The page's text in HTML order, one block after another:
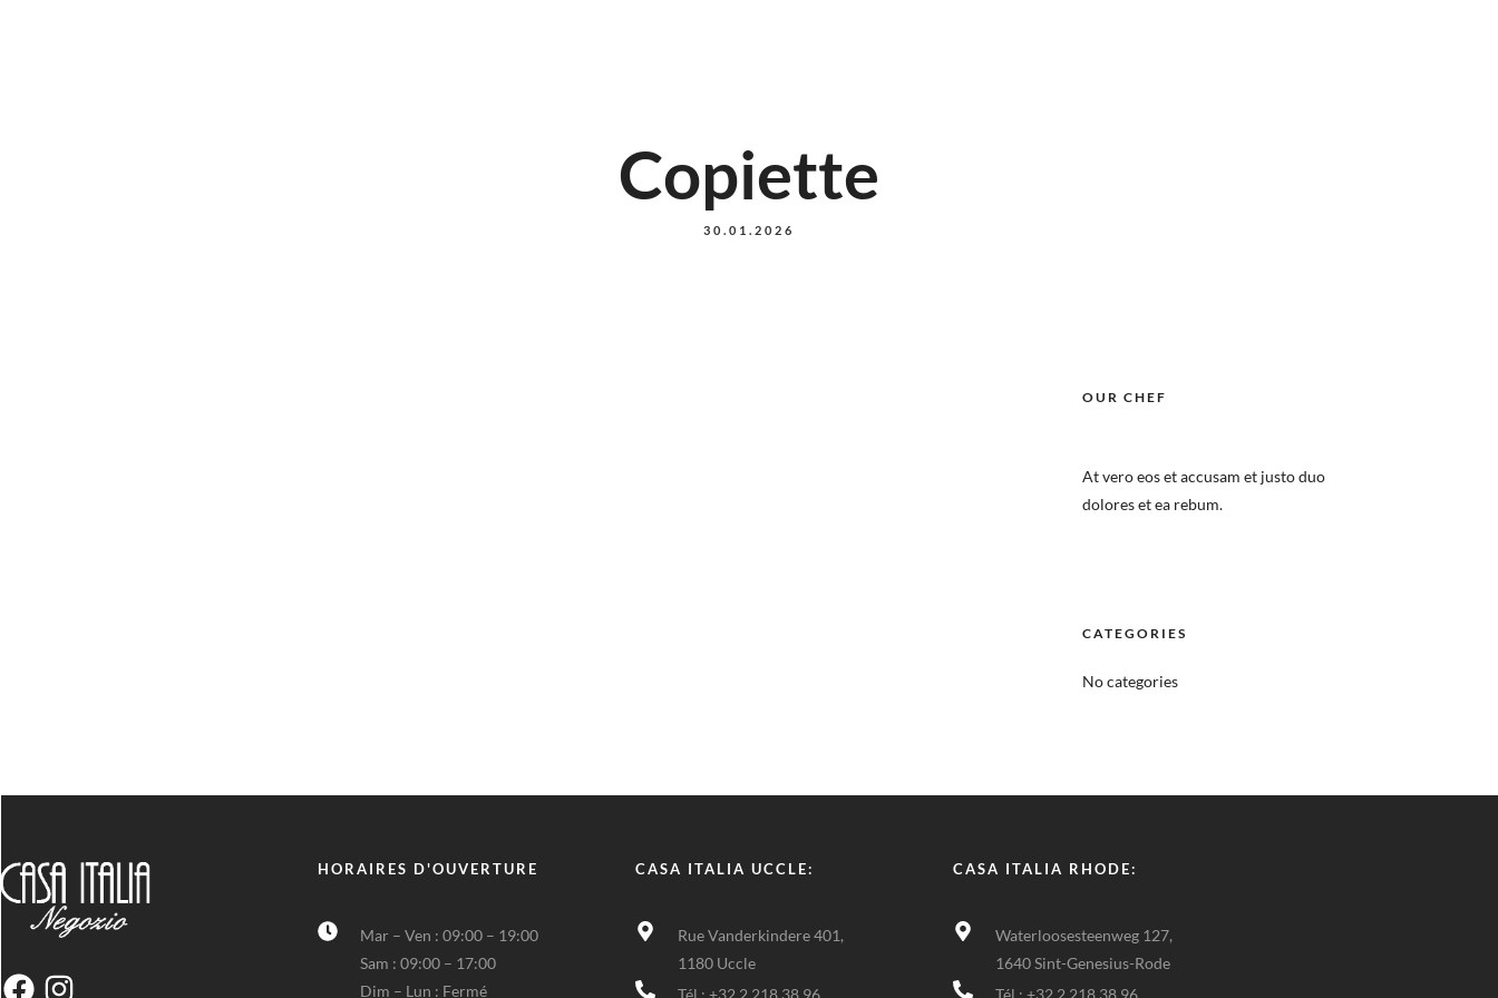
Copiette
30.01.2026
OUR CHEF
At vero eos et accusam et justo duo
dolores et ea rebum.
CATEGORIES
No categories
HORAIRES D'OUVERTURE
Mar – Ven : 09:00 – 19:00
Sam : 09:00 – 17:00
Dim – Lun : Fermé
CASA ITALIA UCCLE:
Rue Vanderkindere 401,
1180 Uccle
Tél : +32 2 218 38 96
CASA ITALIA RHODE:
Waterloosesteenweg 127,
1640 Sint-Genesius-Rode
Tél : +32 2 218 38 96